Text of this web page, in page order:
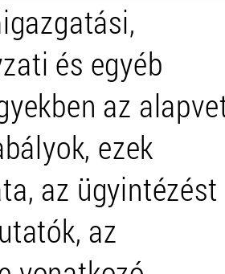
és egyéb
az
ezek
az ügyintézést
az